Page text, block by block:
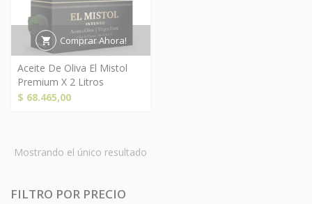
Comprar Ahora!
Aceite De Oliva El Mistol
Premium X 2 Litros
$ 68.465,00
Mostrando el único resultado
FILTRO POR PRECIO